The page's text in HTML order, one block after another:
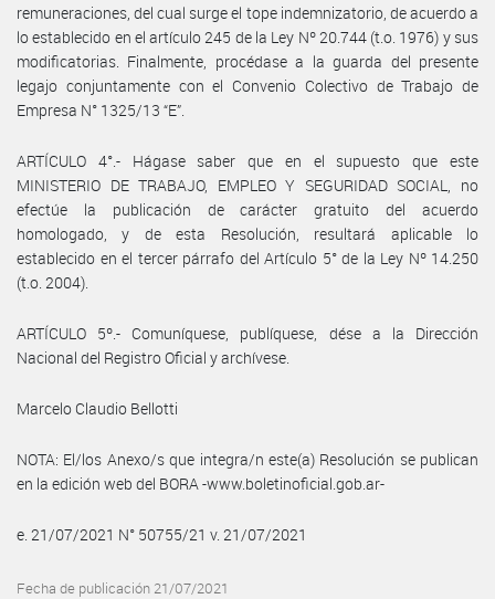
remuneraciones, del cual surge el tope indemnizatorio, de acuerdo a
lo establecido en el artículo 245 de la Ley Nº 20.744 (t.o. 1976) y sus
modificatorias. Finalmente, procédase a la guarda del presente
legajo conjuntamente con el Convenio Colectivo de Trabajo de
Empresa N° 1325/13 “E”.
ARTÍCULO 4°.- Hágase saber que en el supuesto que este
MINISTERIO DE TRABAJO, EMPLEO Y SEGURIDAD SOCIAL, no
efectúe la publicación de carácter gratuito del acuerdo
homologado, y de esta Resolución, resultará aplicable lo
establecido en el tercer párrafo del Artículo 5° de la Ley Nº 14.250
(t.o. 2004).
ARTÍCULO 5º.- Comuníquese, publíquese, dése a la Dirección
Nacional del Registro Oficial y archívese.
Marcelo Claudio Bellotti
NOTA: El/los Anexo/s que integra/n este(a) Resolución se publican
en la edición web del BORA -www.boletinoficial.gob.ar-
e. 21/07/2021 N° 50755/21 v. 21/07/2021
Fecha de publicación 21/07/2021